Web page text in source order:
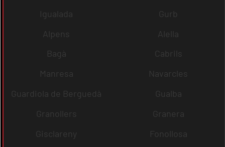
Igualada
Gurb
Alpens
Alella
Bagà
Cabrils
Manresa
Navarcles
Guardiola de Berguedà
Gualba
Granollers
Granera
Gisclareny
Fonollosa